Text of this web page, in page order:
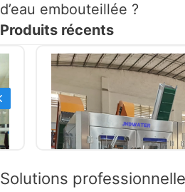
d’eau embouteillée ?
Produits récents
Previous
Solutions